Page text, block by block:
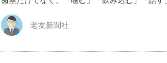
老友新聞社